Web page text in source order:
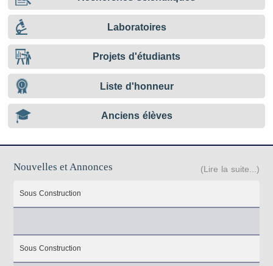
Laboratoires
Projets d'étudiants
Liste d'honneur
Anciens élèves
Nouvelles et Annonces (Lire la suite...)
Sous Construction
Sous Construction